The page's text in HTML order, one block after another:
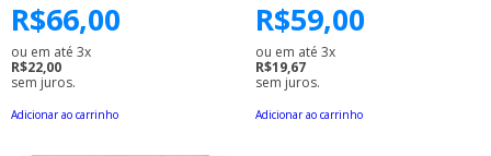
aula
R$66,00
ou em até 3x
R$22,00
sem juros.
Adicionar ao carrinho
R$59,00
ou em até 3x
R$19,67
sem juros.
Adicionar ao carrinho